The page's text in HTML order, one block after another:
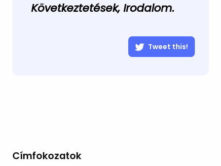
Következtetések, Irodalom.
Tweet this!
Címfokozatok